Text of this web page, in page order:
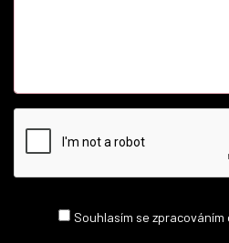
Souhlasím se zpracováním